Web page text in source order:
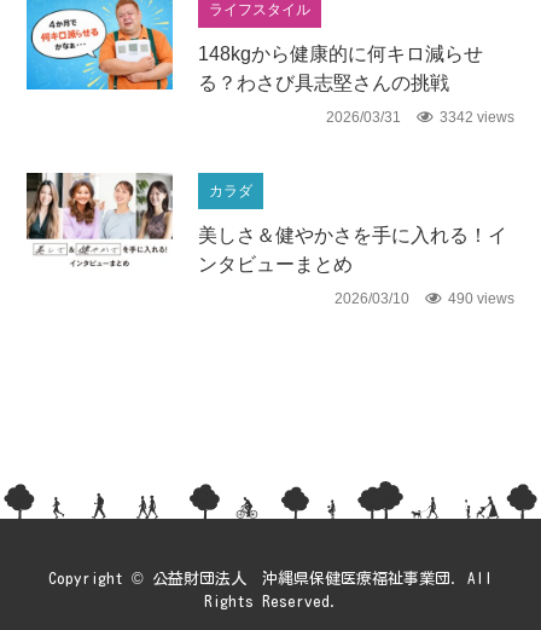
ライフスタイル
148kgから健康的に何キロ減らせ
る？わさび具志堅さんの挑戦
2026/03/31 3342 views
カラダ
美しさ＆健やかさを手に入れる！イ
ンタビューまとめ
2026/03/10 490 views
Copyright © 公益財団法人 沖縄県保健医療福祉事業団. All
Rights Reserved.